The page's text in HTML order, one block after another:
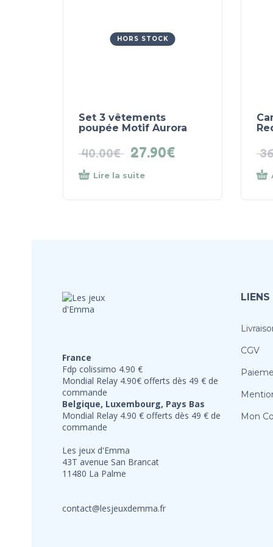
HORS STOCK
Set 3 vêtements
poupée Motif Aurora
40.00€ 27.90€
Lire la suite
France
Fdp colissimo 4.90 €
Mondial Relay 4.90€ offerts dès 49 € de
commande
Belgique, Luxembourg, Pays Bas
Mondial Relay 4.90 € offerts dès 49 € de
commande
Les jeux d'Emma
43T avenue San Brancat
11480 La Palme
contact@lesjeuxdemma.fr
LIENS
CGV
Mon